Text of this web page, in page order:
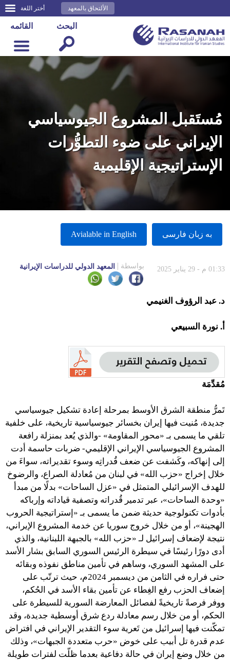
أختر اللغة الألتحاق بالمعهد
القائمه البحث
مُستَقبل المشروع الجيوسياسي
الإيراني على ضوء التطوُّرات
الإستراتيجية الإقليمية
به زبان فارسى Avialable in English
01:33 م - 29 يناير 2025 بواسطة المعهد الدولي للدراسات الإيرانية
د. عبد الرؤوف الغنيمي
أ. نورة السبيعي
مُقدِّمَة
تَمرُّ منطقة الشرق الأوسط بمرحلة إعادة تشكيل جيوسياسي
جديدة، مُنيت فيها إيران بخسائر جيوسياسية تاريخية، على خلفية
تلقي ما يسمى بـ «محور المقاومة» -والذي يُعد بمنزلة رافعة
المشروع الجيوسياسي الإيراني الإقليمي- ضربات حاسمة أدت
إلى إنهاكه، وكَشفت عن ضعف قُدراتِه وسوء تقديراته، سواءَ من
خلال إخراج «حزب الله» في لبنان من مُعادلة الصراع، والرضوخ
للهدف الإسرائيلي المتمثل في «عزل الساحات» بدلًا من مبدأ
«وحدة الساحات»، عبر تدمير قُدراته وتصفية قياداته وإرباكه
بأدوات تكنولوجية حديثة ضمن ما يسمى بـ «إستراتيجية الحروب
الهجينة»، أو من خلال خروج سوريا عن خدمة المشروع الإيراني،
نتيجة لإضعاف إسرائيل لـ «حزب الله» بالجبهة اللبنانية، والذي
أدى دورًا رئيسًا في سيطرة الرئيس السوري السابق بشار الأسد
على المشهد السوري، وساهم في تأمين مناطق نفوذه وبقائه
حتى فراره في الثامن من ديسمبر 2024م، حيث ترتّب على
إضعاف الحزب رفع الغِطاء عن تأمين بقاء الأسد في الحُكم،
ووفر فرصةً تاريخيةً لفصائل المعارضة السورية للسيطرة على
الحكم، أو من خلال رسم معادلة ردع شرق أوسطية جديدة، وقد
تمكّنت فيها إسرائيل من تَعرية سوء التقدير الإيراني في افتراض
عدم قدرة تل أبيب على خوض «حرب متعددة الجبهات»، وذلك
من خلال وضع إيران في حالة دفاعية بعدما ظلّت لفترات طويلة